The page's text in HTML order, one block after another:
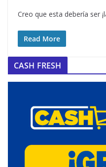
Creo que esta debería ser
Read More
CASH FRESH